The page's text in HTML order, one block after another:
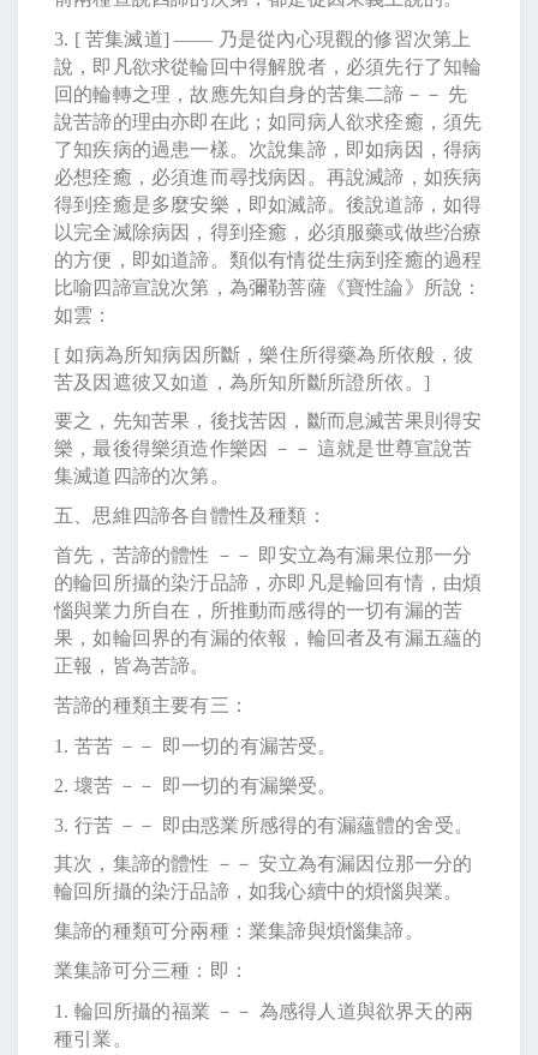
3. [ 苦集滅道] ―― 乃是從內心現觀的修習次第上
說，即凡欲求從輪回中得解脫者，必須先行了知輪
回的輪轉之理，故應先知自身的苦集二諦－－ 先
說苦諦的理由亦即在此；如同病人欲求痊癒，須先
了知疾病的過患一樣。次說集諦，即如病因，得病
必想痊癒，必須進而尋找病因。再說滅諦，如疾病
得到痊癒是多麼安樂，即如滅諦。後說道諦，如得
以完全滅除病因，得到痊癒，必須服藥或做些治療
的方便，即如道諦。類似有情從生病到痊癒的過程
比喻四諦宣說次第，為彌勒菩薩《寶性論》所說：
如雲：
[如病為所知病因所斷，樂住所得藥為所依般，彼
苦及因遮彼又如道，為所知所斷所證所依。 ]
要之，先知苦果，後找苦因，斷而息滅苦果則得安
樂，最後得樂須造作樂因 －－ 這就是世尊宣說苦
集滅道四諦的次第。
五、思維四諦各自體性及種類：
首先，苦諦的體性 －－ 即安立為有漏果位那一分
的輪回所攝的染汙品諦，亦即凡是輪回有情，由煩
惱與業力所自在，所推動而感得的一切有漏的苦
果，如輪回界的有漏的依報，輪回者及有漏五蘊的
正報，皆為苦諦。
苦諦的種類主要有三：
1. 苦苦 －－ 即一切的有漏苦受。
2. 壞苦 －－ 即一切的有漏樂受。
3. 行苦 －－ 即由惑業所感得的有漏蘊體的舍受。
其次，集諦的體性 －－ 安立為有漏因位那一分的
輪回所攝的染汙品諦，如我心續中的煩惱與業。
集諦的種類可分兩種：業集諦與煩惱集諦。
業集諦可分三種：即：
1. 輪回所攝的福業 －－ 為感得人道與欲界天的兩
種引業。